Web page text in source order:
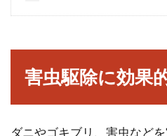
る！？新
でも比較的大
害虫駆除に効果
ダニやゴキブリ、害虫など